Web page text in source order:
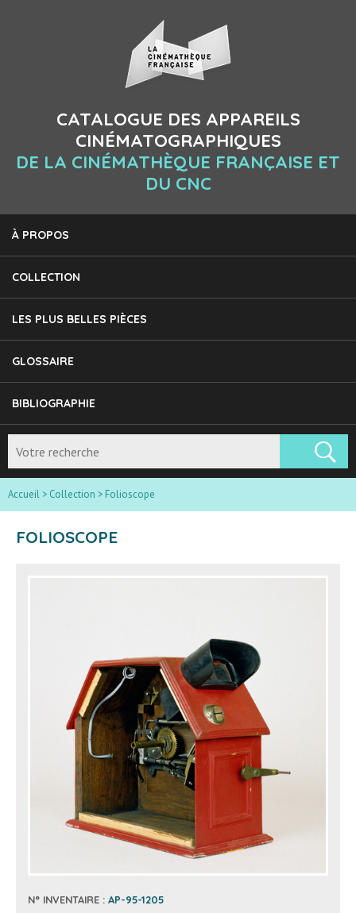
CATALOGUE DES APPAREILS
CINÉMATOGRAPHIQUES
DE LA CINÉMATHÈQUE FRANÇAISE ET
DU CNC
À PROPOS
COLLECTION
LES PLUS BELLES PIÈCES
GLOSSAIRE
BIBLIOGRAPHIE
Accueil > Collection > Folioscope
FOLIOSCOPE
N° INVENTAIRE : AP-95-1205